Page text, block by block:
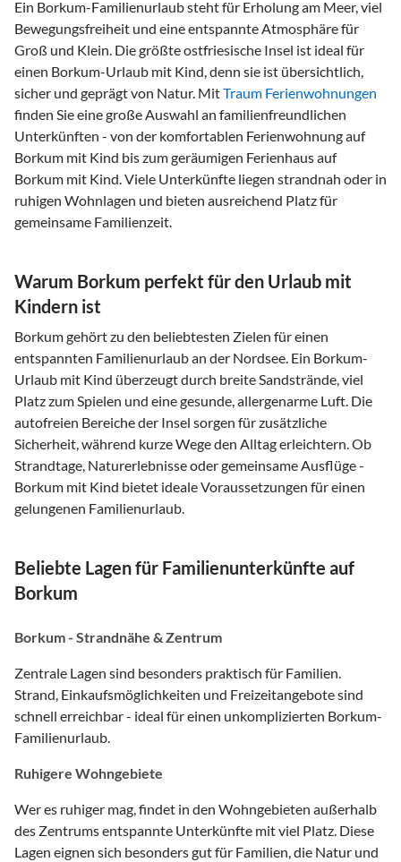
Ein Borkum-Familienurlaub steht für Erholung am Meer, viel
Bewegungsfreiheit und eine entspannte Atmosphäre für
Groß und Klein. Die größte ostfriesische Insel ist ideal für
einen Borkum-Urlaub mit Kind, denn sie ist übersichtlich,
sicher und geprägt von Natur. MitTraum Ferienwohnungen
finden Sie eine große Auswahl an familienfreundlichen
Unterkünften - von der komfortablen Ferienwohnung auf
Borkum mit Kind bis zum geräumigen Ferienhaus auf
Borkum mit Kind. Viele Unterkünfte liegen strandnah oder in
ruhigen Wohnlagen und bieten ausreichend Platz für
gemeinsame Familienzeit.
Warum Borkum perfekt für den Urlaub mit
Kindern ist
Borkum gehört zu den beliebtesten Zielen für einen
entspannten Familienurlaub an der Nordsee. Ein Borkum-
Urlaub mit Kind überzeugt durch breite Sandstrände, viel
Platz zum Spielen und eine gesunde, allergenarme Luft. Die
autofreien Bereiche der Insel sorgen für zusätzliche
Sicherheit, während kurze Wege den Alltag erleichtern. Ob
Strandtage, Naturerlebnisse oder gemeinsame Ausflüge -
Borkum mit Kind bietet ideale Voraussetzungen für einen
gelungenen Familienurlaub.
Beliebte Lagen für Familienunterkünfte auf
Borkum
Borkum - Strandnähe & Zentrum
Zentrale Lagen sind besonders praktisch für Familien.
Strand, Einkaufsmöglichkeiten und Freizeitangebote sind
schnell erreichbar - ideal für einen unkomplizierten Borkum-
Familienurlaub.
Ruhigere Wohngebiete
Wer es ruhiger mag, findet in den Wohngebieten außerhalb
des Zentrums entspannte Unterkünfte mit viel Platz. Diese
Lagen eignen sich besonders gut für Familien, die Natur und